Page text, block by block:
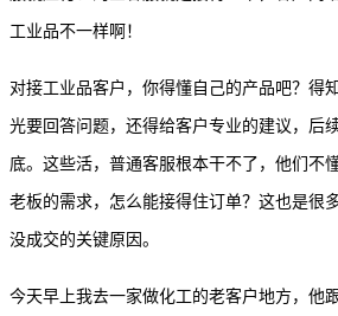
工业品不一样啊！
对接工业品客户，你得懂自己的产品吧？得
光要回答问题，还得给客户专业的建议，后
底。这些活，普通客服根本干不了，他们不
老板的需求，怎么能接得住订单？这也是很
没成交的关键原因。
今天早上我去一家做化工的老客户地方，他